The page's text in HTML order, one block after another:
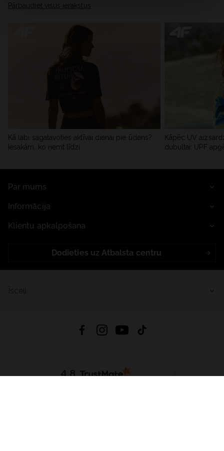
Pārbaudiet visus ierakstus
Kā labi sagatavoties aktīvai dienai pie ūdens?
Iesakām, ko ņemt līdzi
Kāpēc UV
dubultai: UPF
Par mums
Informācija
Klientu apkalpošana
Dodieties uz Atbalsta centru
4.8